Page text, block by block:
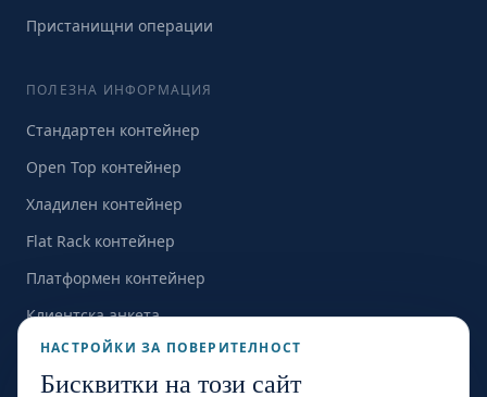
Пристанищни операции
ПОЛЕЗНА ИНФОРМАЦИЯ
Стандартен контейнер
Open Top контейнер
Хладилен контейнер
Flat Rack контейнер
Платформен контейнер
Клиентска анкета
НАСТРОЙКИ ЗА ПОВЕРИТЕЛНОСТ
Бисквитки на този сайт